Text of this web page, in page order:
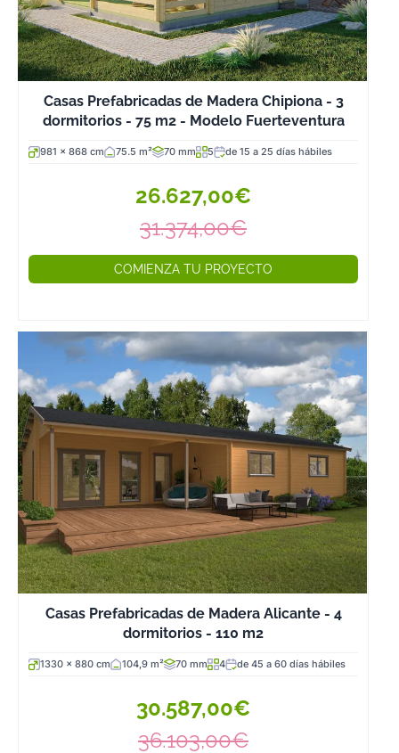
Casas Prefabricadas de Madera Chipiona - 3
dormitorios - 75 m2 - Modelo Fuerteventura
981 x 868 cm 75.5 m² 70 mm 5 de 15 a 25 días hábiles
26.627,00€
31.374,00€
COMIENZA TU PROYECTO
Casas Prefabricadas de Madera Alicante - 4
dormitorios - 110 m2
1330 x 880 cm 104,9 m² 70 mm 4 de 45 a 60 días hábiles
30.587,00€
36.103,00€